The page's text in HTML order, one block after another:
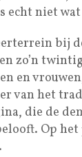
echt niet
bij
zo’n
en
van het
die de
Op